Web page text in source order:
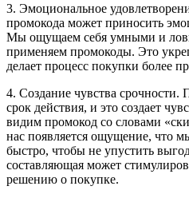
3. Эмоциональное
промокода может приносить
Мы ощущаем себя умными и
применяем промокоды. Это
делает процесс покупки более
4. Создание чувства
срок действия, и это создает
видим промокод со словами
нас появляется ощущение, что
быстро, чтобы не упустить
составляющая может
решению о покупке.